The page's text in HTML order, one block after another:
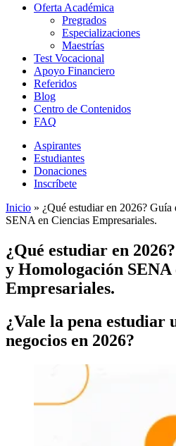
Oferta Académica
Pregrados
Especializaciones
Maestrías
Test Vocacional
Apoyo Financiero
Referidos
Blog
Centro de Contenidos
FAQ
Aspirantes
Estudiantes
Donaciones
Inscríbete
Inicio » ¿Qué estudiar en 2026?
SENA en Ciencias Empresariales.
¿Qué estudiar en
y Homologación SENA
Empresariales.
¿Vale la pena estudiar
negocios en 2026?